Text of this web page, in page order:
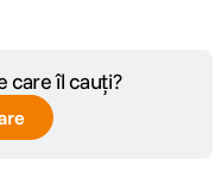
care îl cauți?